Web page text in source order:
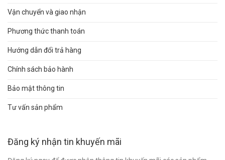
Vận chuyển và giao nhận
Phương thức thanh toán
Hướng dẫn đổi trả hàng
Chính sách bảo hành
Bảo mật thông tin
Tư vấn sản phẩm
Đăng ký nhận tin khuyến mãi